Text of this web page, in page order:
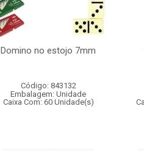
Domino no estojo 7mm
Código: 843132
Embalagem: Unidade
Caixa Com: 60 Unidade(s)